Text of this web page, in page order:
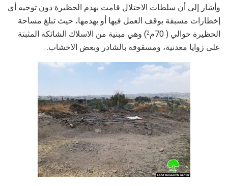
وأشار إلى أن سلطات الاحتلال قامت بهدم الحظيرة دون توجيه أي
إخطارات مسبقة بوقف العمل فيها أو بهدمها، حيث تبلغ مساحة
الحظيرة حوالي ( 70م
2) وهي مبنية من الاسلاك الشائكة المثبتة
على زوايا معدنية، ومسقوفه بالشادر وبعض الاخشاب.